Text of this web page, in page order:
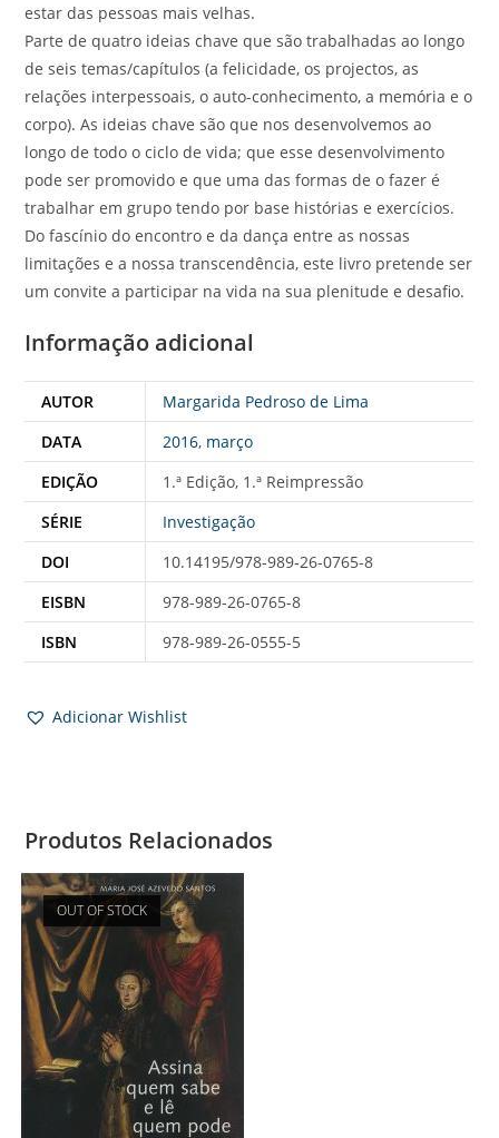
estar das pessoas mais velhas.
Parte de quatro ideias chave que são trabalhadas ao longo
de seis temas/capítulos (a felicidade, os projectos, as
relações interpessoais, o auto-conhecimento, a memória e o
corpo). As ideias chave são que nos desenvolvemos ao
longo de todo o ciclo de vida; que esse desenvolvimento
pode ser promovido e que uma das formas de o fazer é
trabalhar em grupo tendo por base histórias e exercícios.
Do fascínio do encontro e da dança entre as nossas
limitações e a nossa transcendência, este livro pretende ser
um convite a participar na vida na sua plenitude e desafio.
Informação adicional
AUTOR
Margarida Pedroso de Lima
DATA
2016, março
EDIÇÃO
1.ª Edição, 1.ª Reimpressão
SÉRIE
Investigação
DOI
10.14195/978-989-26-0765-8
EISBN
978-989-26-0765-8
ISBN
978-989-26-0555-5
Adicionar Wishlist
Produtos Relacionados
OUT OF STOCK